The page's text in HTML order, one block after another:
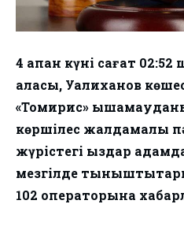
4 ақпан күні сағат
қаласы, Уалиханов
«Томирис»
көршілес жалдамалы
жүрістегі қыздар
мезгілде
102 операторына